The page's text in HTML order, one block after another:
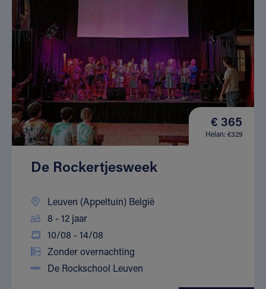
€ 365
Helan: €329
De Rockertjesweek
Leuven (Appeltuin) België
8 - 12 jaar
10/08 - 14/08
Zonder overnachting
De Rockschool Leuven